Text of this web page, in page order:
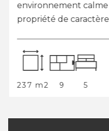
environnement
propriété de
237 m2 9 5